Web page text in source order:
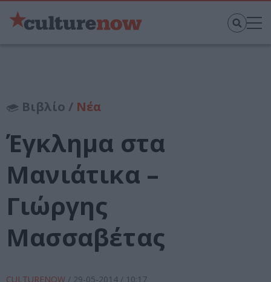
Βιβλίο / Νέα
Έγκλημα στα
Μανιάτικα –
Γιώργης
Μασσαβέτας
CULTURENOW / 29-05-2014 / 10:17